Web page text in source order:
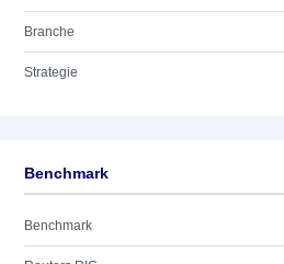
Branche
Strategie
Benchmark
Benchmark